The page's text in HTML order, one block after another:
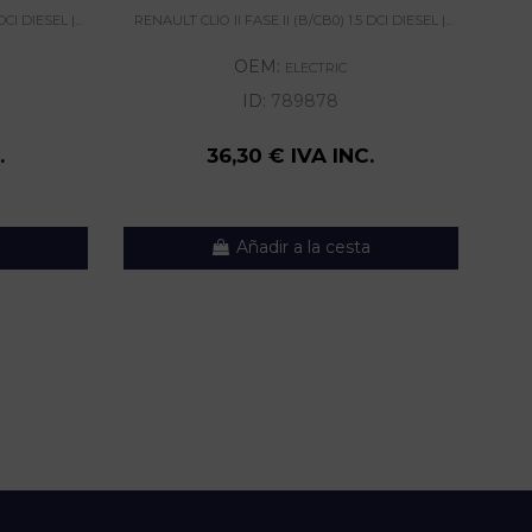
DIESEL |... RENAULT CLIO II FASE II (B/CB0) 1.5 DCI DIESEL |...
OEM: ELECTRIC
ID: 789878
36,30 € IVA INC.
Añadir a la cesta